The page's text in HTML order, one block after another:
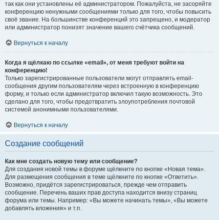
так как они установлены её администратором. Пожалуйста, не засоряйте
конференцию ненужными сообщениями только для того, чтобы повысить
своё звание. На большинстве конференций это запрещено, и модератор
или администратор понизят значение вашего счётчика сообщений.
Вернуться к началу
Когда я щёлкаю по ссылке «email», от меня требуют войти на
конференцию!
Только зарегистрированные пользователи могут отправлять email-
сообщения другим пользователям через встроенную в конференцию
форму, и только если администратор включил такую возможность. Это
сделано для того, чтобы предотвратить злоупотребления почтовой
системой анонимными пользователями.
Вернуться к началу
Создание сообщений
Как мне создать новую тему или сообщение?
Для создания новой темы в форуме щёлкните по кнопке «Новая тема».
Для размещения сообщения в теме щёлкните по кнопке «Ответить».
Возможно, придётся зарегистрироваться, прежде чем отправить
сообщение. Перечень ваших прав доступа находится внизу страниц
форума или темы. Например: «Вы можете начинать темы», «Вы можете
добавлять вложения» и т.п.